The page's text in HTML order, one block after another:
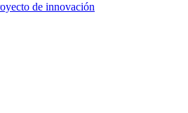
de innovación